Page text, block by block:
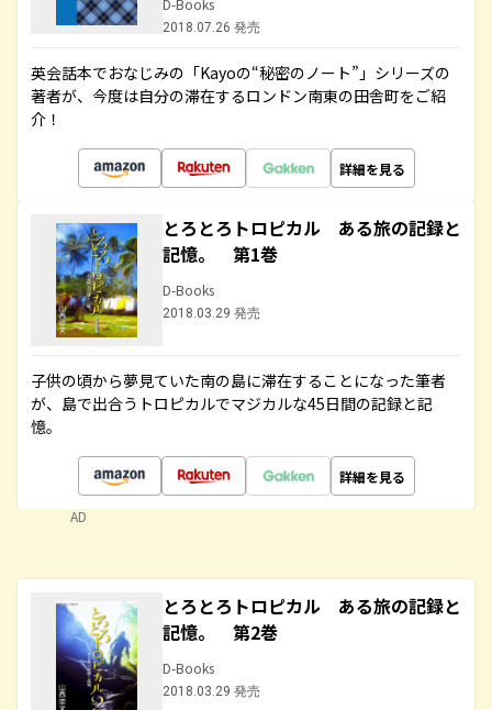
D-Books
2018.07.26 発売
英会話本でおなじみの「Kayoの“秘密のノート”」シリーズの
著者が、今度は自分の滞在するロンドン南東の田舎町をご紹
介！
詳細を見る
とろとろトロピカル ある旅の記録と
記憶。 第1巻
D-Books
2018.03.29 発売
子供の頃から夢見ていた南の島に滞在することになった筆者
が、島で出合うトロピカルでマジカルな45日間の記録と記
憶。
詳細を見る
AD
とろとろトロピカル ある旅の記録と
記憶。 第2巻
D-Books
2018.03.29 発売